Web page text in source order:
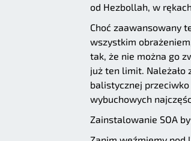
od Hezbollah, w
Choć zaawansowany
wszystkim
tak, że nie można go
już ten limit. Należało
balistycznej
wybuchowych
Zainstalowanie SOA